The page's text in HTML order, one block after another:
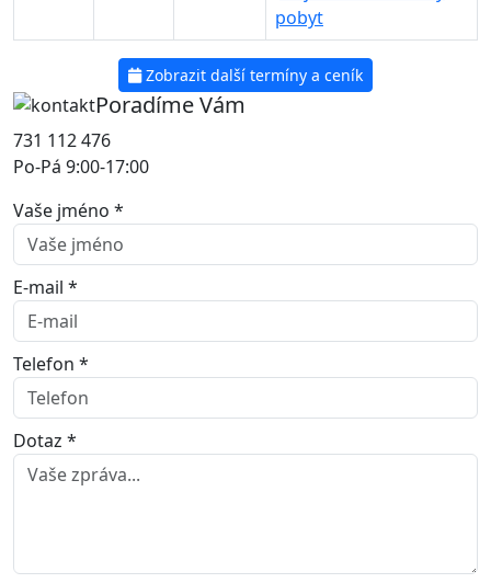
pobyt
Zobrazit další termíny a ceník
Poradíme Vám
731 112 476
Po-Pá 9:00-17:00
Vaše jméno *
E-mail *
Telefon *
Dotaz *